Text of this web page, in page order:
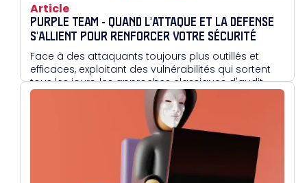
Article
PURPLE TEAM - QUAND L'ATTAQUE ET LA DÉFENSE
S'ALLIENT POUR RENFORCER VOTRE SÉCURITÉ
Face à des attaquants toujours plus outillés et
efficaces, exploitant des vulnérabilités qui sortent
tous les jours, les approches classiques d'audit
atteignent vite leurs limites. En réunissant attaque
et défense autour d'un même objectif, le Purple
Team permet d'améliorer très rapidement le
niveau de détection d'une entreprise.